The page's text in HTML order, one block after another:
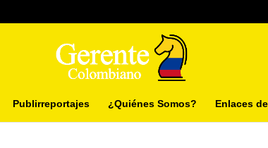
Publirreportajes ¿Quiénes Somos? Enlaces